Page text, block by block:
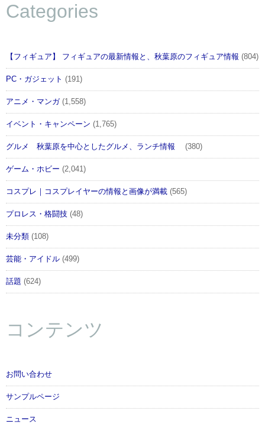
Categories
【フィギュア】 フィギュアの最新情報と、秋葉原のフィギュア情報 (804)
PC・ガジェット (191)
アニメ・マンガ(1,558)
イベント・キャンペーン (1,765)
グルメ 秋葉原を中心としたグルメ、ランチ情報 (380)
ゲーム・ホビー (2,041)
コスプレ｜コスプレイヤーの情報と画像が満載 (565)
プロレス・格闘技 (48)
未分類 (108)
芸能・アイドル (499)
話題 (624)
コンテンツ
お問い合わせ
サンプルページ
ニュース